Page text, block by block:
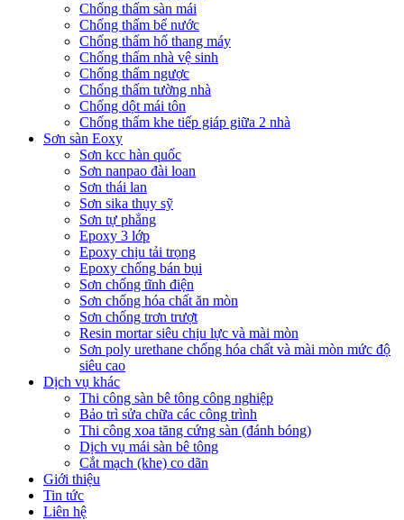
Chống thấm sàn mái
Chống thấm bể nước
Chống thấm hố thang máy
Chống thấm nhà vệ sinh
Chống thấm ngược
Chống thấm tường nhà
Chống dột mái tôn
Chống thấm khe tiếp giáp giữa 2 nhà
Sơn sàn Eoxy
Sơn kcc hàn quốc
Sơn nanpao đài loan
Sơn thái lan
Sơn sika thụy sỹ
Sơn tự phẳng
Epoxy 3 lớp
Epoxy chịu tải trọng
Epoxy chống bán bụi
Sơn chống tĩnh điện
Sơn chống hóa chất ăn mòn
Sơn chống trơn trượt
Resin mortar siêu chịu lực và mài mòn
Sơn poly urethane chống hóa chất và mài mòn mức độ
siêu cao
Dịch vụ khác
Thi công sàn bê tông công nghiệp
Bảo trì sửa chữa các công trình
Thi công xoa tăng cứng sàn (đánh bóng)
Dịch vụ mái sàn bê tông
Cắt mạch (khe) co dãn
Giới thiệu
Tin tức
Liên hệ